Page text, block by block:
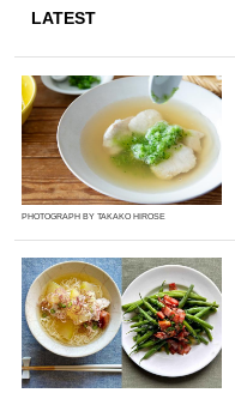
LATEST
PHOTOGRAPH BY TAKAKO HIROSE